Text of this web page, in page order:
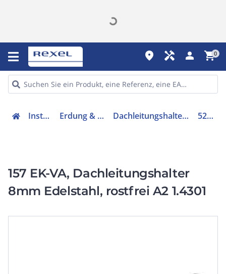
place handyman person shopping_cart0
Installation Erdung & Blitzschutz Dachleitungshalter für Blitzschutz 5215838
157 EK-VA, Dachleitungshalter
8mm Edelstahl, rostfrei A2 1.4301